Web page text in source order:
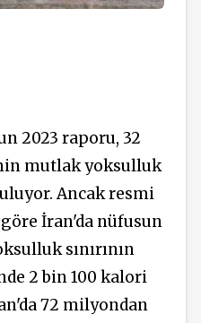
2023 raporu, 32
mutlak yoksulluk
Ancak resmi
İran'da nüfusun
sınırının
2 bin 100 kalori
72 milyondan